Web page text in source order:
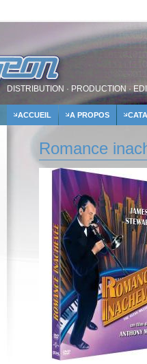
DISTRIBUTION · PRODUCTION ·
ACCUEIL A PROPOS
Romance